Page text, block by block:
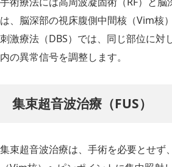
は、脳深部の視床腹側中間核（Vim核
刺激療法（DBS）では、同じ部位に
内の異常信号を調整します。
集束超音波治療（FUS）
集束超音波治療は、手術を必要とせ